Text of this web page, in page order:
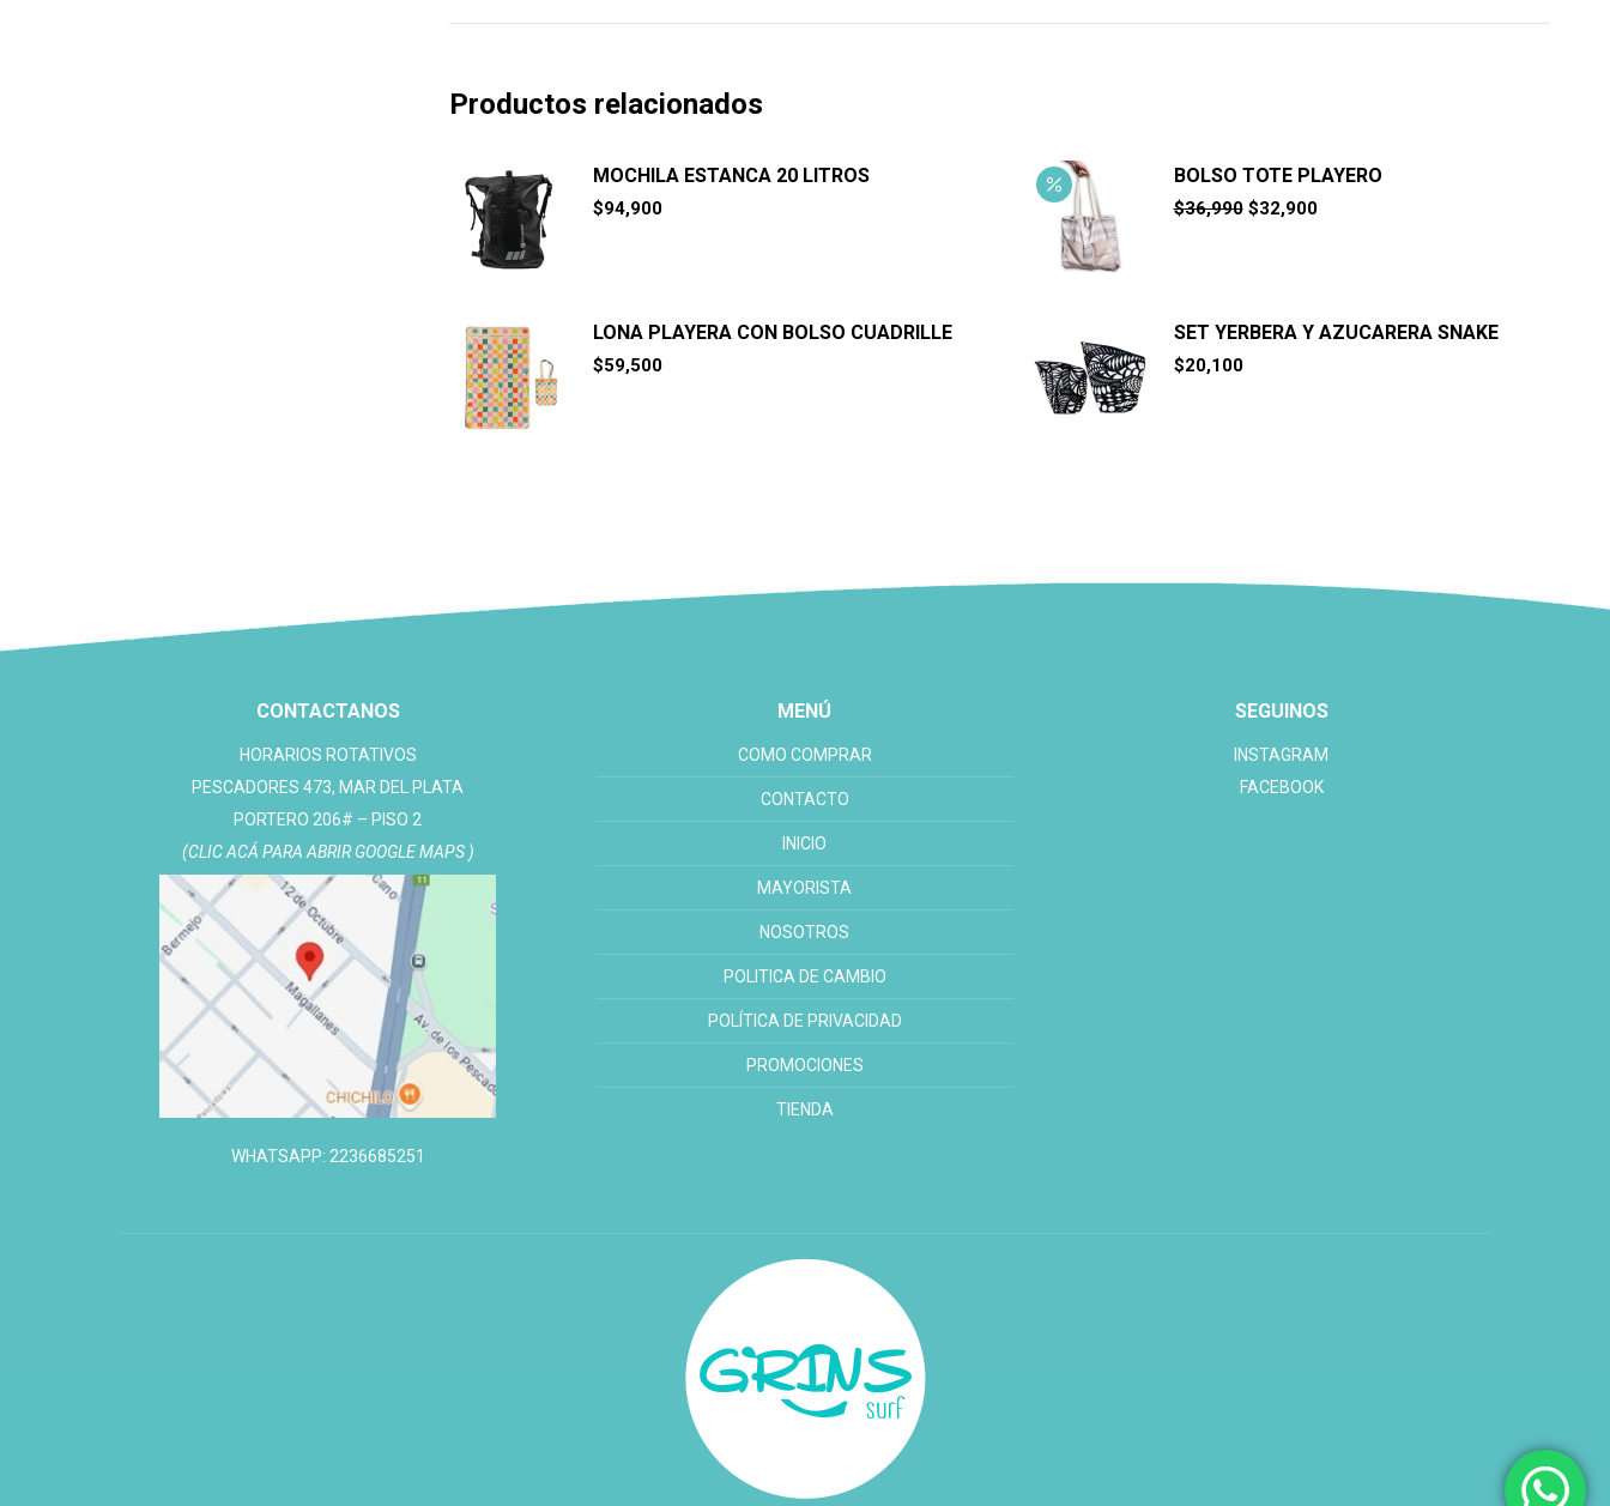
Productos relacionados
MOCHILA ESTANCA 20 LITROS
$94,900
BOLSO TOTE PLAYERO
$36,990 El
$32,900El
LONA PLAYERA CON BOLSO CUADRILLE
$59,500
SET YERBERA Y AZUCARERA SNAKE
$20,100
CONTACTANOS
HORARIOS ROTATIVOS
PESCADORES 473, MAR DEL PLATA
PORTERO 206# – PISO 2
(CLIC ACÁ PARA ABRIR GOOGLE MAPS )
WHATSAPP: 2236685251
MENÚ
COMO COMPRAR
CONTACTO
INICIO
MAYORISTA
NOSOTROS
POLITICA DE CAMBIO
POLÍTICA DE PRIVACIDAD
PROMOCIONES
TIENDA
SEGUINOS
INSTAGRAM
FACEBOOK